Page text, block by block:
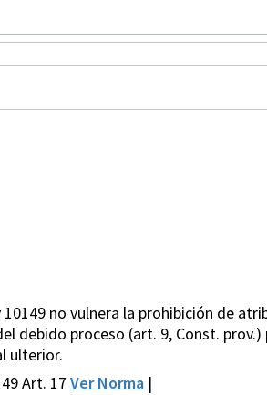
no vulnera la prohibición de
debido proceso (art. 9, Const. prov.)
ulterior.
Art. 17 Ver Norma |